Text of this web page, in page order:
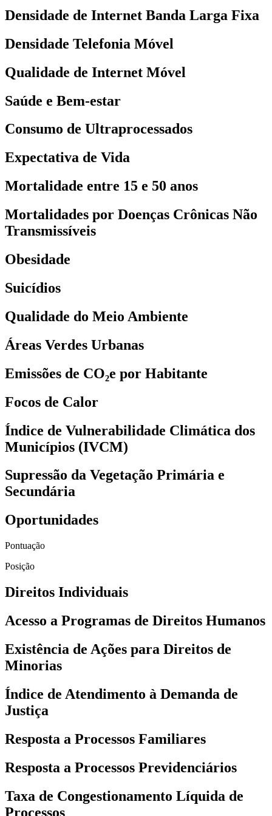
Densidade de Internet Banda Larga Fixa
Densidade Telefonia Móvel
Qualidade de Internet Móvel
Saúde e Bem-estar
Consumo de Ultraprocessados
Expectativa de Vida
Mortalidade entre 15 e 50 anos
Mortalidades por Doenças Crônicas Não
Transmissíveis
Obesidade
Suicídios
Qualidade do Meio Ambiente
Áreas Verdes Urbanas
Emissões de CO₂e por Habitante
Focos de Calor
Índice de Vulnerabilidade Climática dos
Municípios (IVCM)
Supressão da Vegetação Primária e
Secundária
Oportunidades
Pontuação
Posição
Direitos Individuais
Acesso a Programas de Direitos Humanos
Existência de Ações para Direitos de
Minorias
Índice de Atendimento à Demanda de
Justiça
Resposta a Processos Familiares
Resposta a Processos Previdenciários
Taxa de Congestionamento Líquida de
Processos